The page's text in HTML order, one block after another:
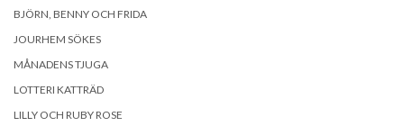
BJÖRN, BENNY OCH FRIDA
JOURHEM SÖKES
MÅNADENS TJUGA
LOTTERI KATTRÄD
LILLY OCH RUBY ROSE